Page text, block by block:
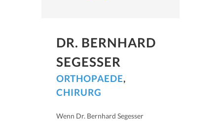
DR. BERNHARD
SEGESSER
ORTHOPAEDE,
CHIRURG
Wenn Dr. Bernhard Segesser